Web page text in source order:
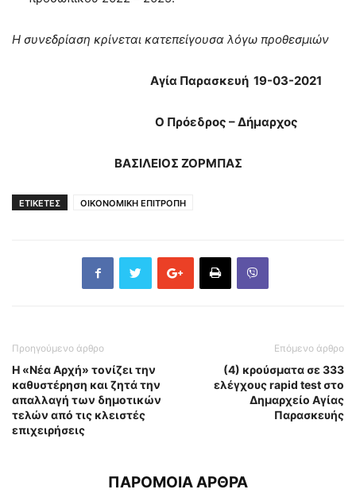
Η συνεδρίαση κρίνεται κατεπείγουσα λόγω προθεσμιών
Αγία Παρασκευή 19-03-2021
Ο Πρόεδρος – Δήμαρχος
ΒΑΣΙΛΕΙΟΣ ΖΟΡΜΠΑΣ
ΕΤΙΚΕΤΕΣ ΟΙΚΟΝΟΜΙΚΗ ΕΠΙΤΡΟΠΗ
Προηγούμενο άρθρο
Η «Νέα Αρχή» τονίζει την
καθυστέρηση και ζητά την
απαλλαγή των δημοτικών
τελών από τις κλειστές
επιχειρήσεις
Επόμενο άρθρο
(4) κρούσματα σε 333
ελέγχους rapid test στο
Δημαρχείο Αγίας
Παρασκευής
ΠΑΡΟΜΟΙΑ ΑΡΘΡΑ